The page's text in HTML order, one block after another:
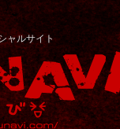
ャルサイト